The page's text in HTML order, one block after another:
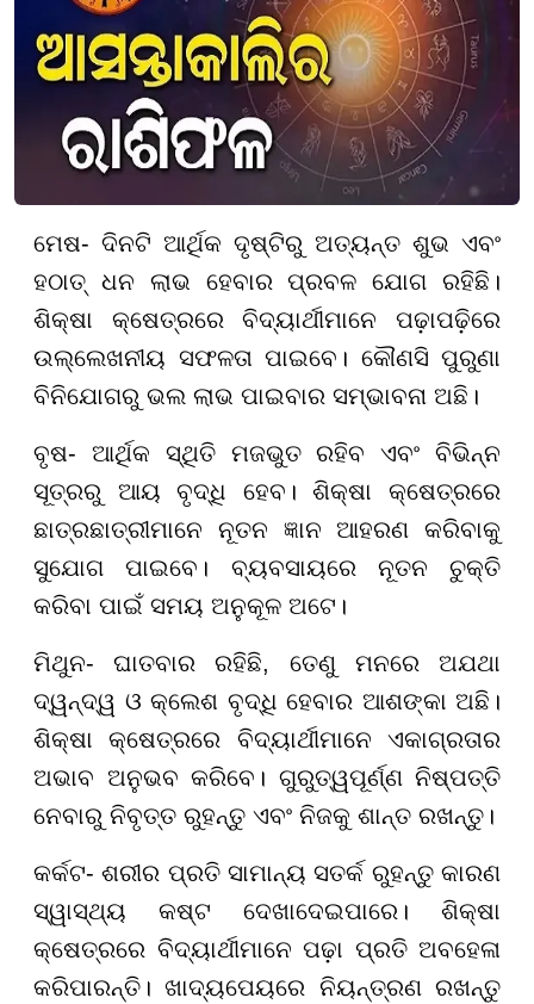
ମେଷ- ଦିନଟି ଆର୍ଥିକ ଦୃଷ୍ଟିରୁ ଅତ୍ୟନ୍ତ ଶୁଭ ଏବଂ
ହଠାତ୍ ଧନ ଲାଭ ହେବାର ପ୍ରବଳ ଯୋଗ ରହିଛି।
ଶିକ୍ଷା କ୍ଷେତ୍ରରେ ବିଦ୍ୟାର୍ଥୀମାନେ ପଢ଼ାପଢ଼ିରେ
ଉଲ୍ଲେଖନୀୟ ସଫଳତା ପାଇବେ। କୌଣସି ପୁରୁଣା
ବିନିଯୋଗରୁ ଭଲ ଲାଭ ପାଇବାର ସମ୍ଭାବନା ଅଛି।
ବୃଷ- ଆର୍ଥିକ ସ୍ଥିତି ମଜଭୁତ ରହିବ ଏବଂ ବିଭିନ୍ନ
ସୂତ୍ରରୁ ଆୟ ବୃଦ୍ଧି ହେବ। ଶିକ୍ଷା କ୍ଷେତ୍ରରେ
ଛାତ୍ରଛାତ୍ରୀମାନେ ନୂତନ ଜ୍ଞାନ ଆହରଣ କରିବାକୁ
ସୁଯୋଗ ପାଇବେ। ବ୍ୟବସାୟରେ ନୂତନ ଚୁକ୍ତି
କରିବା ପାଇଁ ସମୟ ଅନୁକୂଳ ଅଟେ।
ମିଥୁନ- ଘାତବାର ରହିଛି, ତେଣୁ ମନରେ ଅଯଥା
ଦ୍ୱନ୍ଦ୍ୱ ଓ କ୍ଲେଶ ବୃଦ୍ଧି ହେବାର ଆଶଙ୍କା ଅଛି।
ଶିକ୍ଷା କ୍ଷେତ୍ରରେ ବିଦ୍ୟାର୍ଥୀମାନେ ଏକାଗ୍ରତାର
ଅଭାବ ଅନୁଭବ କରିବେ। ଗୁରୁତ୍ୱପୂର୍ଣ୍ଣ ନିଷ୍ପତ୍ତି
ନେବାରୁ ନିବୃତ୍ତ ରୁହନ୍ତୁ ଏବଂ ନିଜକୁ ଶାନ୍ତ ରଖନ୍ତୁ।
କର୍କଟ- ଶରୀର ପ୍ରତି ସାମାନ୍ୟ ସତର୍କ ରୁହନ୍ତୁ କାରଣ
ସ୍ୱାସ୍ଥ୍ୟ କଷ୍ଟ ଦେଖାଦେଇପାରେ। ଶିକ୍ଷା
କ୍ଷେତ୍ରରେ ବିଦ୍ୟାର୍ଥୀମାନେ ପଢ଼ା ପ୍ରତି ଅବହେଳା
କରିପାରନ୍ତି। ଖାଦ୍ୟପେୟରେ ନିୟନ୍ତ୍ରଣ ରଖନ୍ତୁ